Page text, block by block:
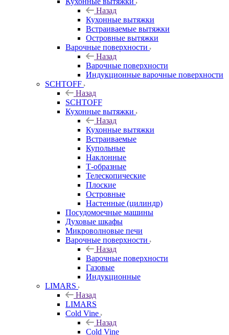
Назад
Кухонные вытяжки
Встраиваемые вытяжки
Островные вытяжки
Варочные поверхности
Назад
Варочные поверхности
Индукционные варочные поверхности
SCHTOFF
Назад
SCHTOFF
Кухонные вытяжки
Назад
Кухонные вытяжки
Встраиваемые
Купольные
Наклонные
Т-образные
Телескопические
Плоские
Островные
Настенные (цилиндр)
Посудомоечные машины
Духовые шкафы
Микроволновые печи
Варочные поверхности
Назад
Варочные поверхности
Газовые
Индукционные
LIMARS
Назад
LIMARS
Cold Vine
Назад
Cold Vine